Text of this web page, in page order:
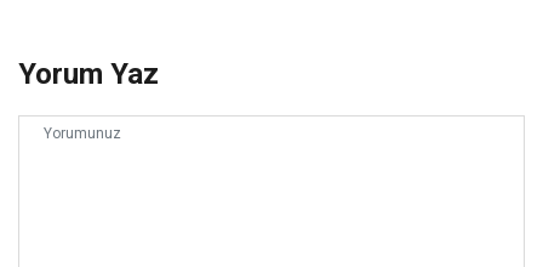
Yorum Yaz